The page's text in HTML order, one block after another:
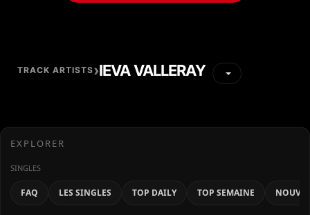
TRACK ARTISTS›IEVA VALLERAY
EXPLORER
SINGLES
FAQ LES SINGLES TOP DAILY TOP SEMAINE